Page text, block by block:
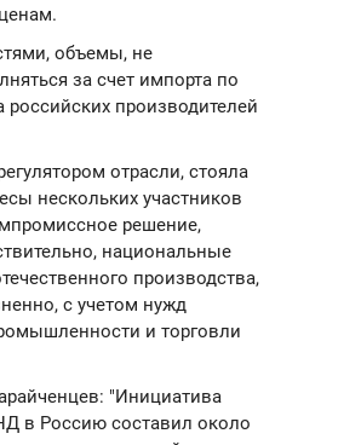
объемы, не
за счет импорта по
производителей
отрасли, стояла
нескольких участников
решение,
национальные
производства,
с учетом нужд
и торговли
"Инициатива
в Россию составил около